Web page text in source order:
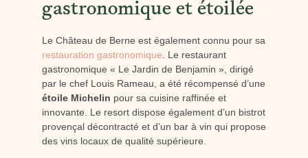
gastronomique et étoilée
Le Château de Berne est également connu pour sa
restauration gastronomique . Le restaurant
gastronomique « Le Jardin de Benjamin », dirigé
par le chef Louis Rameau, a été récompensé d’une
étoile Michelin pour sa cuisine raffinée et
innovante. Le resort dispose également d’un bistrot
provençal décontracté et d’un bar à vin qui propose
des vins locaux de qualité supérieure.